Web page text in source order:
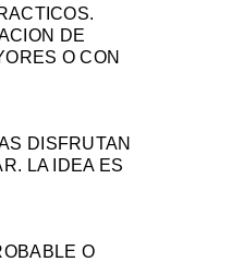
DE
O CON
DISFRUTAN
LA IDEA ES
O